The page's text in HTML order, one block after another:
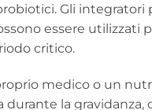
Gli
essere
critico.
medico o un
la gravidanza,